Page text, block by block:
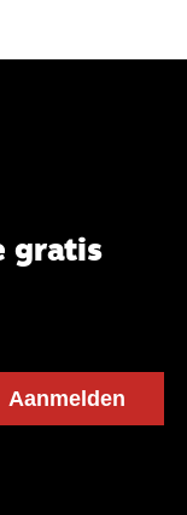
gratis